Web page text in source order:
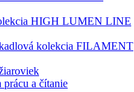
HIGH LUMEN LINE
kolekcia FILAMENT
prácu a čítanie